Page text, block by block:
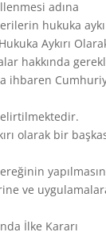
adına
hukuka
Aykırı
hakkında
ihbaren
olarak bir
ve
İlke Kararı